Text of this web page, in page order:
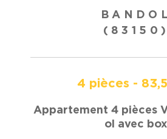
BANDOL
(83150)
4 pièces -
Appartement 4 pièces
ol avec box